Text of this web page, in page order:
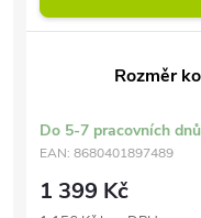
Rozměr
Do 5-7 pracovních
EAN: 8680401897489
1 399 Kč